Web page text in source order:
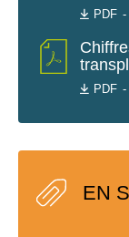
PDF
PDF
EN